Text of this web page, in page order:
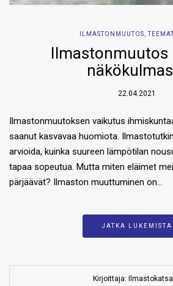
ILMASTONMUUTOS,
Ilmastonmuutos
22.04.2021
Ilmastonmuutoksen vaikutus
saanut kasvavaa huomiota.
arvioida, kuinka suureen lämpötilan
tapaa sopeutua. Mutta miten eläimet
pärjäävät? Ilmaston muuttuminen on…
JATKA LUKEMISTA
Kirjoittaja: